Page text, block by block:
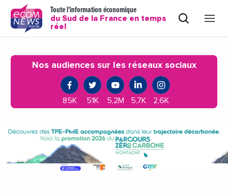
Toute l'information économique
du Sud de la France en temps
réel
Nos audiences sur les réseaux sociaux
85K 51K 5,2M 5,7K 2,6K